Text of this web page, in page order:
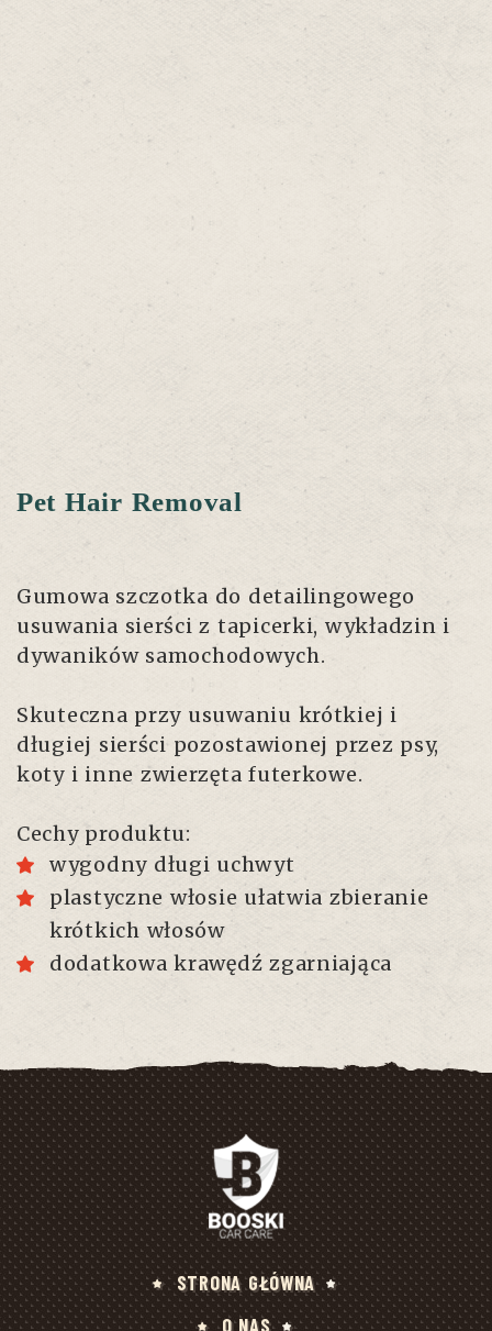
Pet Hair Removal
Gumowa szczotka do detailingowego
usuwania sierści z tapicerki, wykładzin i
dywaników samochodowych.
Skuteczna przy usuwaniu krótkiej i
długiej sierści pozostawionej przez psy,
koty i inne zwierzęta futerkowe.
Cechy produktu:
wygodny długi uchwyt
plastyczne włosie ułatwia zbieranie
krótkich włosów
dodatkowa krawędź zgarniająca
STRONA GŁÓWNA
O NAS